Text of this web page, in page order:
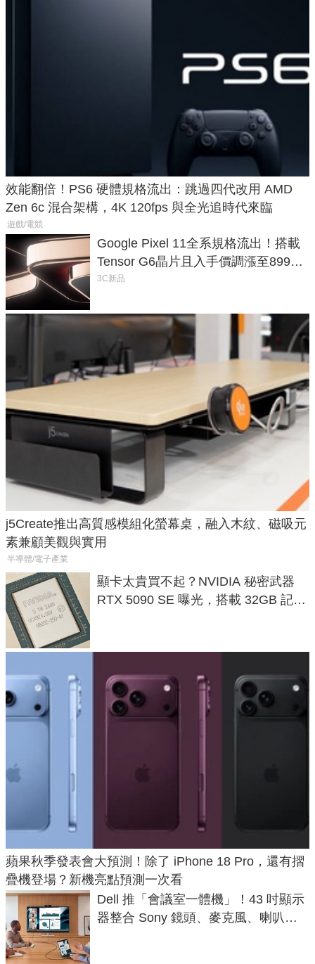
效能翻倍！PS6 硬體規格流出：跳過四代改用 AMD
Zen 6c 混合架構，4K 120fps 與全光追時代來臨
遊戲/電競
Google Pixel 11全系規格流出！搭載
Tensor G6晶片且入手價調漲至899美
元
3C新品
j5Create推出高質感模組化螢幕桌，融入木紋、磁吸元
素兼顧美觀與實用
半導體/電子產業
顯卡太貴買不起？NVIDIA 秘密武器
RTX 5090 SE 曝光，搭載 32GB 記憶
蘋果秋季發表會大預測！除了 iPhone 18 Pro，還有摺
疊機登場？新機亮點預測一次看
Dell 推「會議室一體機」！43 吋顯示
器整合 Sony 鏡頭、麥克風、喇叭，